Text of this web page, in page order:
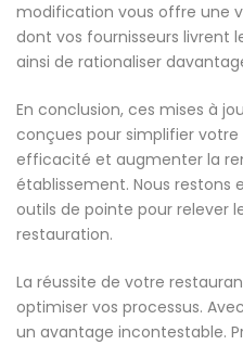
modification vous offre une
dont vos fournisseurs livrent
ainsi de rationaliser
En conclusion, ces mises à
conçues pour simplifier
efficacité et augmenter la
établissement. Nous restons
outils de pointe pour relever
restauration.
La réussite de votre
optimiser vos processus.
un avantage incontestable.